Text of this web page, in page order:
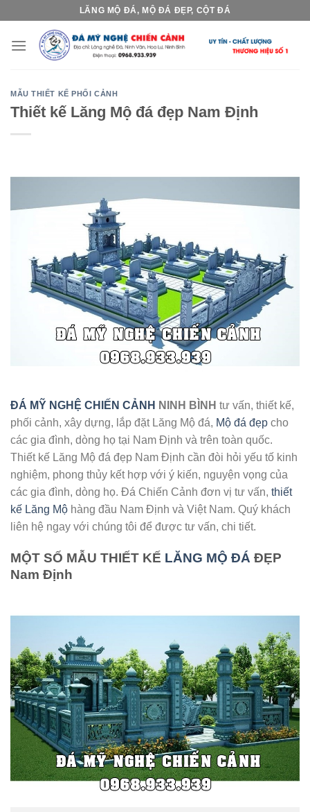
content
LĂNG MỘ ĐÁ, MỘ ĐÁ ĐẸP, CỘT ĐÁ
MẪU THIẾT KẾ PHỐI CẢNH
Thiết kế Lăng Mộ đá đẹp Nam Định
ĐÁ MỸ NGHỆ CHIẾN CẢNH NINH BÌNH tư vấn, thiết kế,
phối cảnh, xây dựng, lắp đặt Lăng Mộ đá, Mộ đá đẹp cho
các gia đình, dòng họ tại Nam Định và trên toàn quốc.
Thiết kế Lăng Mộ đá đẹp Nam Định cần đòi hỏi yếu tố kinh
nghiệm, phong thủy kết hợp với ý kiến, nguyện vọng của
các gia đình, dòng họ. Đá Chiến Cảnh đơn vị tư vấn, thiết
kế Lăng Mộ hàng đầu Nam Định và Việt Nam. Quý khách
liên hệ ngay với chúng tôi để được tư vấn, chi tiết.
MỘT SỐ MẪU THIẾT KẾ LĂNG MỘ ĐÁ ĐẸP
Nam Định